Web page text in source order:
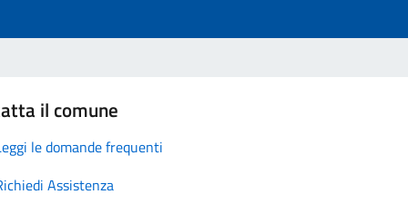
il comune
le domande frequenti
Assistenza